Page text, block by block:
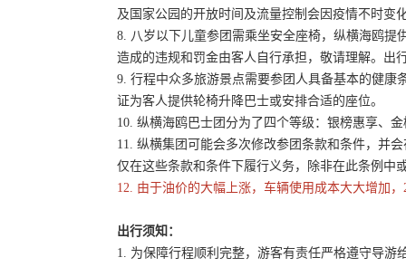
及国家公园的开放时间及流量控制会因疫情不时变
8. 八岁以下儿童参团需乘坐安全座椅，纵横海鸥提
造成的违规和罚金由客人自行承担，敬请理解。出
9. 行程中众多旅游景点需要参团人具备基本的健
证为客人提供轮椅升降巴士或安排合适的座位。
10. 纵横海鸥巴士团分为了四个等级：银榜惠享、
11. 纵横集团可能会多次修改参团条款和条件，并
仅在这些条款和条件下履行义务，除非在此条例中
12. 由于油价的大幅上涨，车辆使用成本大大增加
出行须知：
1. 为保障行程顺利完整，游客有责任严格遵守导